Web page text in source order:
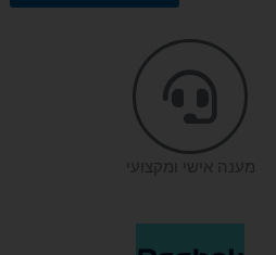
מענה אישי ומקצועי